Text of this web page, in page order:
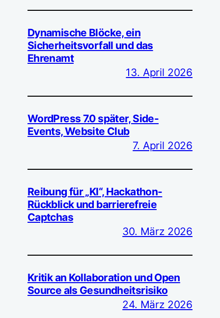
Dynamische Blöcke, ein
Sicherheitsvorfall und das
Ehrenamt
13. April 2026
WordPress 7.0 später, Side-
Events, Website Club
7. April 2026
Reibung für „KI“, Hackathon-
Rückblick und barrierefreie
Captchas
30. März 2026
Kritik an Kollaboration und Open
Source als Gesundheitsrisiko
24. März 2026